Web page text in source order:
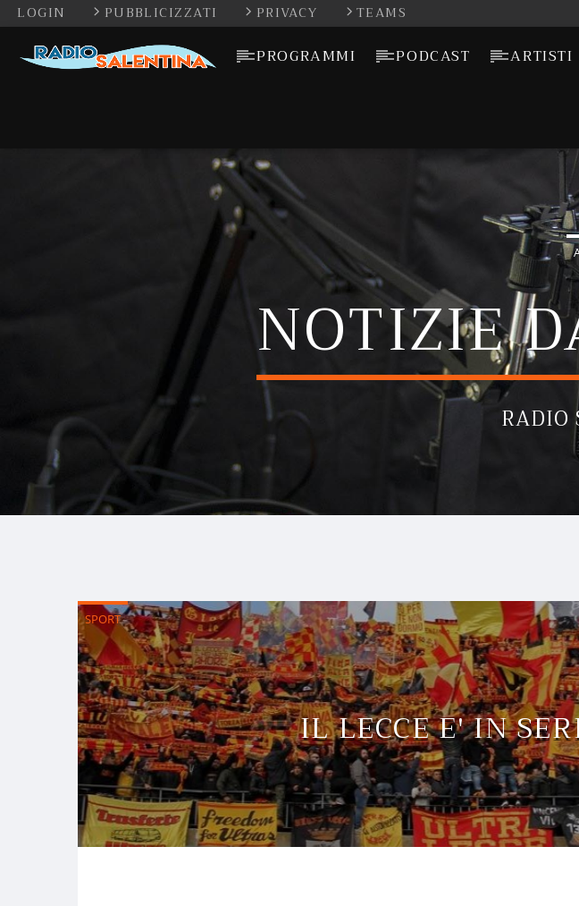
LOGIN PUBBLICIZZATI PRIVACY TEAMS
PROGRAMMI PODCAST ARTISTI
NOTIZIE
SPORT
IL LECCE E' IN